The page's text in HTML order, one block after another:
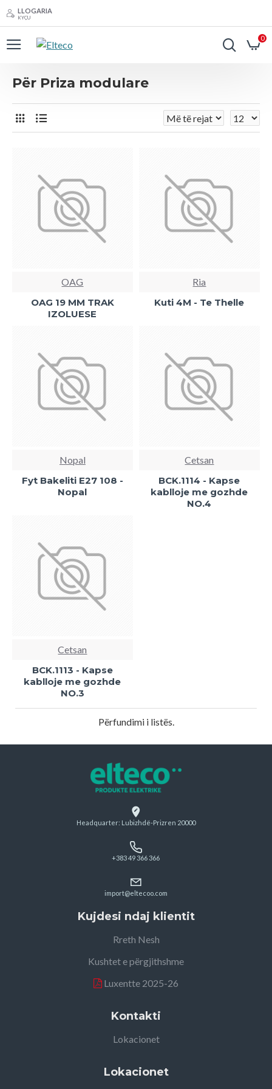
LLOGARIA
KYÇU
0
Për Priza modulare
OAG
OAG 19 MM TRAK
IZOLUESE
Ria
Kuti 4M - Te Thelle
Nopal
Fyt Bakeliti E27 108 -
Nopal
Cetsan
BCK.1114 - Kapse
kablloje me gozhde
NO.4
Cetsan
BCK.1113 - Kapse
kablloje me gozhde
NO.3
Përfundimi i listës.
Headquarter: Lubizhdë-Prizren 20000
+383 49 366 366
import@eltecoo.com
Kujdesi ndaj klientit
Rreth Nesh
Kushtet e përgjithshme
Luxentte 2025-26
Kontakti
Lokacionet
Lokacionet